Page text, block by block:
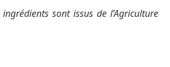
sont issus de l’Agriculture